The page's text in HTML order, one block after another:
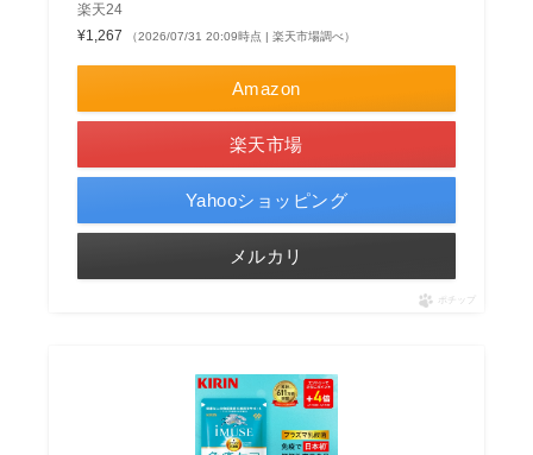
楽天24
¥1,267
（2026/07/31 20:09時点 | 楽天市場調べ）
Amazon
楽天市場
Yahooショッピング
メルカリ
ポチップ